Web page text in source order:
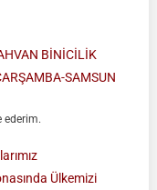
BİNİCİLİK
SAMSUN
ederim.
Ülkemizi